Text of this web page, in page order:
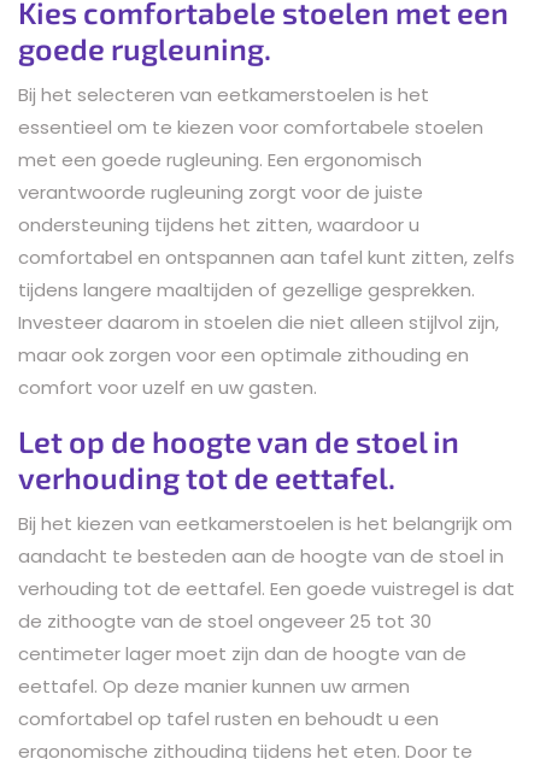
Kies comfortabele stoelen met een
goede rugleuning.
Bij het selecteren van eetkamerstoelen is het
essentieel om te kiezen voor comfortabele stoelen
met een goede rugleuning. Een ergonomisch
verantwoorde rugleuning zorgt voor de juiste
ondersteuning tijdens het zitten, waardoor u
comfortabel en ontspannen aan tafel kunt zitten, zelfs
tijdens langere maaltijden of gezellige gesprekken.
Investeer daarom in stoelen die niet alleen stijlvol zijn,
maar ook zorgen voor een optimale zithouding en
comfort voor uzelf en uw gasten.
Let op de hoogte van de stoel in
verhouding tot de eettafel.
Bij het kiezen van eetkamerstoelen is het belangrijk om
aandacht te besteden aan de hoogte van de stoel in
verhouding tot de eettafel. Een goede vuistregel is dat
de zithoogte van de stoel ongeveer 25 tot 30
centimeter lager moet zijn dan de hoogte van de
eettafel. Op deze manier kunnen uw armen
comfortabel op tafel rusten en behoudt u een
ergonomische zithouding tijdens het eten. Door te